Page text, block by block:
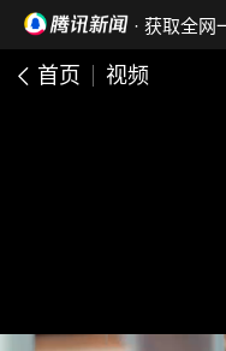
· 获取全网
首页 视频